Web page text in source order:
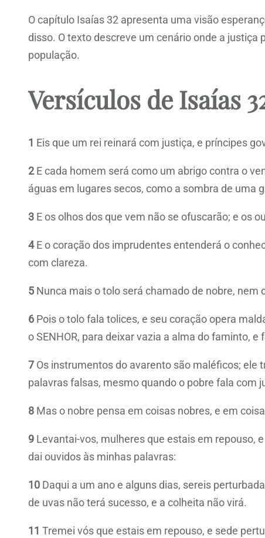
O capítulo Isaías 32 apresenta uma visão
disso. O texto descreve um cenário onde a
população.
Versículos de Isaías
1 Eis que um rei reinará com justiça, e príncipes
2E cada homem será como um abrigo contra o
águas em lugares secos, como a sombra de uma
3 E os olhos dos que vem não se ofuscarão; e os
4E o coração dos imprudentes entenderá o
com clareza.
5 Nunca mais o tolo será chamado de nobre, nem
6 Pois o tolo fala tolices, e seu coração opera
o SENHOR, para deixar vazia a alma do faminto,
7 Os instrumentos do avarento são maléficos;
palavras falsas, mesmo quando o pobre fala com
8 Mas o nobre pensa em coisas nobres, e em
9 Levantai-vos, mulheres que estais em repouso,
dai ouvidos às minhas palavras:
10 Daqui a um ano e alguns dias, sereis
de uvas não terá sucesso, e a colheita não virá.
11 Tremei vós que estais em repouso, e sede